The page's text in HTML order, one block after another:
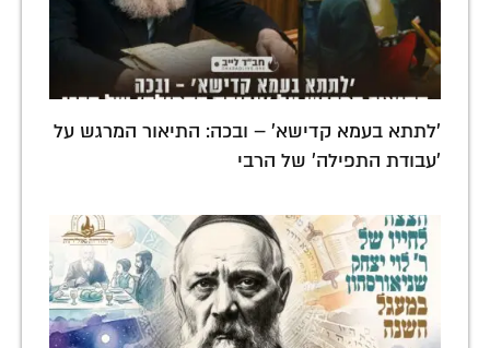
'לתתא בעמא קדישא' – ובכה: התיאור המרגש על
'עבודת התפילה' של הרבי